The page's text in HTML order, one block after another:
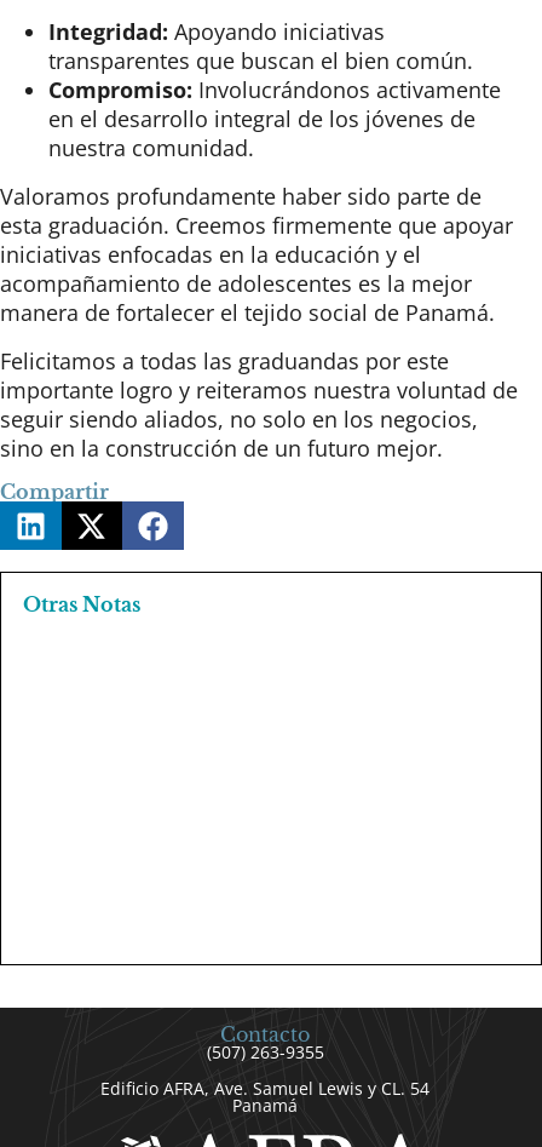
Integridad: Apoyando iniciativas
transparentes que buscan el bien común.
Compromiso: Involucrándonos activamente
en el desarrollo integral de los jóvenes de
nuestra comunidad.
Valoramos profundamente haber sido parte de
esta graduación. Creemos firmemente que apoyar
iniciativas enfocadas en la educación y el
acompañamiento de adolescentes es la mejor
manera de fortalecer el tejido social de Panamá.
Felicitamos a todas las graduandas por este
importante logro y reiteramos nuestra voluntad de
seguir siendo aliados, no solo en los negocios,
sino en la construcción de un futuro mejor.
Compartir
Otras Notas
Contacto
(507) 263-9355
Edificio AFRA, Ave. Samuel Lewis y CL. 54
Panamá